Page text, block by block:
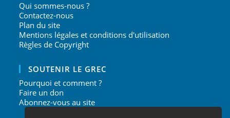
Qui sommes-nous ?
Contactez-nous
Plan du site
Mentions légales et conditions d'utilisation
Règles de Copyright
SOUTENIR LE GREC
Pourquoi et comment ?
Faire un don
Abonnez-vous au site